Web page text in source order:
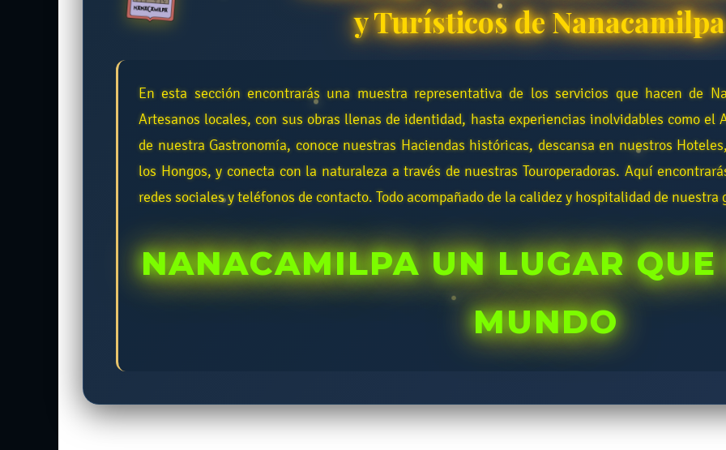
y Turísticos de Nanacamilpa
En esta sección encontrarás una muestra representativa de los servicios que hacen de
Artesanos locales, con sus obras llenas de identidad, hasta experiencias inolvidables como
de nuestra Gastronomía, conoce nuestras Haciendas históricas, descansa en nuestros
los Hongos, y conecta con la naturaleza a través de nuestras Touroperadoras. Aquí
redes sociales y teléfonos de contacto. Todo acompañado de la calidez y hospitalidad de nuestra
NANACAMILPA UN LUGAR
MUNDO